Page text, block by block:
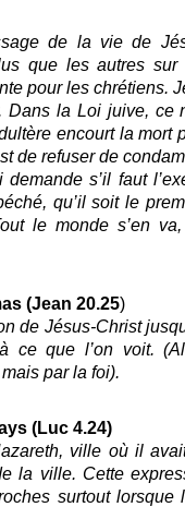
de la vie de
que les autres
pour les chrétiens.
Dans la Loi juive, ce
encourt la mort
de refuser de
s’il faut
qu’il soit le
le monde s’en
(Jean 20.25)
de Jésus-Christ
ce que l’on voit.
par la foi).
(Luc 4.24)
ville où il
la ville. Cette
surtout lorsque